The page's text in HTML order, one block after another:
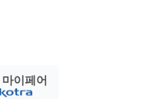
마이페어